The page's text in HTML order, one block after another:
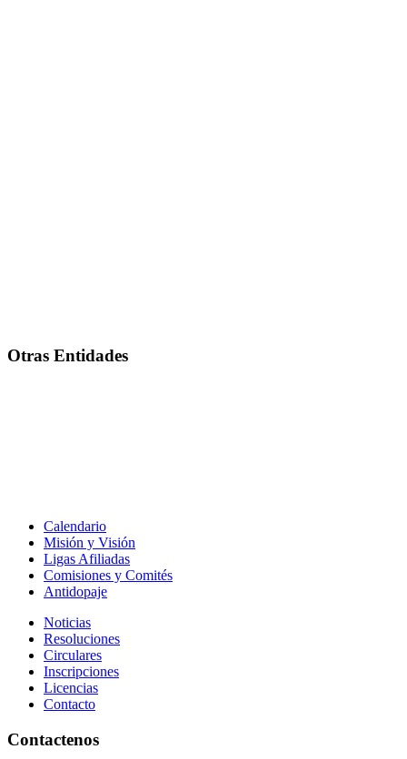
Otras Entidades
Calendario
Misión y Visión
Ligas Afiliadas
Comisiones y Comités
Antidopaje
Noticias
Resoluciones
Circulares
Inscripciones
Licencias
Contacto
Contactenos